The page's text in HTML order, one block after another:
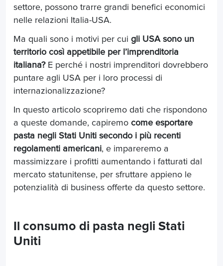
settore, possono trarre grandi benefici economici
nelle relazioni Italia-USA.
Ma quali sono i motivi per cui gli USA sono un
territorio così appetibile per l’imprenditoria
italiana? E perché i nostri imprenditori dovrebbero
puntare agli USA per i loro processi di
internazionalizzazione?
In questo articolo scopriremo dati che rispondono
a queste domande, capiremo come esportare
pasta negli Stati Uniti secondo i più recenti
regolamenti americani, e impareremo a
massimizzare i profitti aumentando i fatturati dal
mercato statunitense, per sfruttare appieno le
potenzialità di business offerte da questo settore.
Il consumo di pasta negli Stati
Uniti